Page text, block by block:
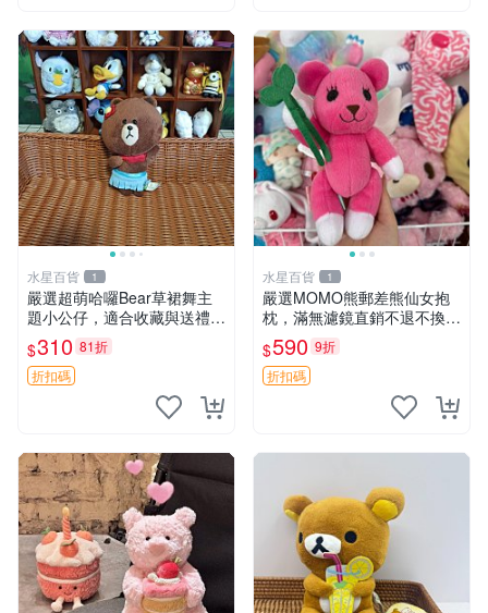
水星百貨 1
嚴選超萌哈囉Bear草裙舞主
題小公仔，適合收藏與送禮 1
00 克 哈囉Bear 草裙舞
$310 81折
折扣碼
水星百貨 1
嚴選MOMO熊郵差熊仙女抱
枕，滿無濾鏡直銷不退不換
經典造型可愛必備 紅薯啵啵
間抱枕 抱枕 時尚
$590 9折
折扣碼